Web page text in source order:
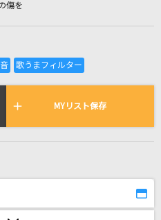
れき
れている曲の一覧
傷を
MYリスト保存